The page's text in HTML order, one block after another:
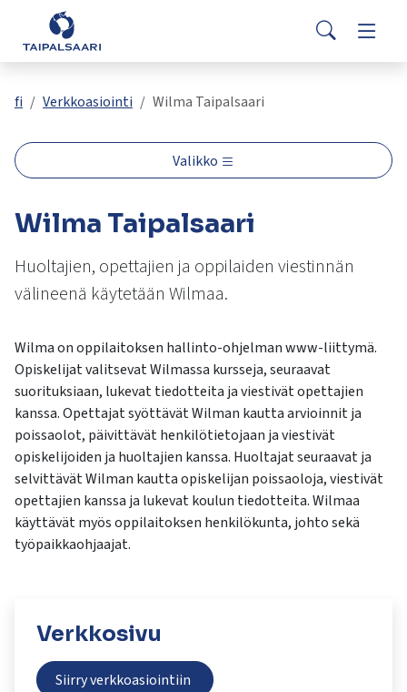
Siirry pääsisältöön
Palaute
Yhteystiedot
Search
Valitse
oleva
ylös-
ja
Siirry
hakutulokseen
painamalla
enteriä.
käyttäjät
voivat
käyttää
kosketus-
ja
pyyhkäisyliikkeitä.
Asuminen ja rakentaminen
Opetus ja kasvatus
Hyvinvointi ja terveys
Kulttuuri ja vapaa-aika
Kunta ja päätöksenteko
fi Verkkoasiointi Wilma Taipalsaari
Valikko
Wilma Taipalsaari
Huoltajien, opettajien ja oppilaiden viestinnän
välineenä käytetään Wilmaa.
Wilma on oppilaitoksen hallinto-ohjelman www-liittymä.
Opiskelijat valitsevat Wilmassa kursseja, seuraavat
suorituksiaan, lukevat tiedotteita ja viestivät opettajien
kanssa. Opettajat syöttävät Wilman kautta arvioinnit ja
poissaolot, päivittävät henkilötietojaan ja viestivät
opiskelijoiden ja huoltajien kanssa. Huoltajat seuraavat ja
selvittävät Wilman kautta opiskelijan poissaoloja, viestivät
opettajien kanssa ja lukevat koulun tiedotteita. Wilmaa
käyttävät myös oppilaitoksen henkilökunta, johto sekä
työpaikkaohjaajat.
Verkkosivu
Siirry verkkoasiointiin